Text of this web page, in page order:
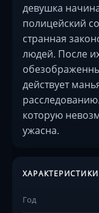
девушка
полицейский
странная
людей. После
действует
которую
ужасна.
ХАРАКТЕРИСТИКИ
Год